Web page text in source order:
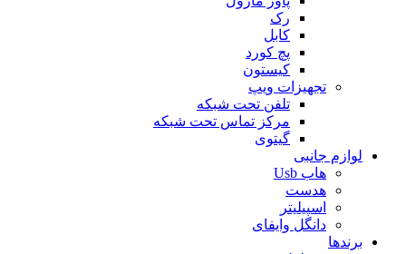
رک
کابل
پچ کورد
کیستون
تجهیزات ویپ
تلفن تحت شبکه
مرکز تماس تحت شبکه
گیتوی
لوازم جانبی
هاب Usb
هدست
اسپیلیتر
دانگل وایفای
برندها